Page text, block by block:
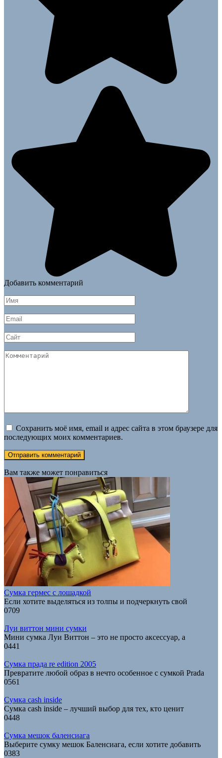
Добавить комментарий
Имя
*
Email
*
Сайт
Комментарий
Сохранить моё имя, email и адрес сайта в этом браузере для
последующих моих комментариев.
Вам также может понравиться
Сумка гермес с лошадкой
Если хотите выделяться из толпы и подчеркнуть свой
0709
Луи виттон мини сумки
Мини сумка Луи Виттон – это не просто аксессуар, а
0441
Сумка прада re edition 2005
Превратите любой образ в нечто особенное с сумкой Prada
0561
Сумка cash inside
Сумка cash inside – лучший выбор для тех, кто ценит
0448
Сумка мешок баленсиага
Выберите сумку мешок Баленсиага, если хотите добавить
0383